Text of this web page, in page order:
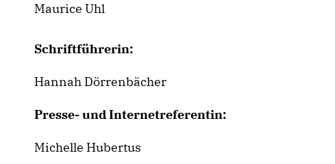
Maurice Uhl
Schriftführerin:
Hannah Dörrenbächer
Presse- und Internetreferentin:
Michelle Hubertus